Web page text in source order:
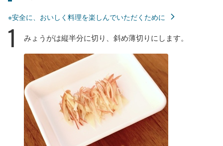
※安全に、おいしく料理を楽しんでいただくために
1 みょうがは縦半分に切り、斜め薄切りにします。